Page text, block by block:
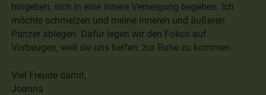
hingeben, sich in eine innere Verneigung begeben. Ich
möchte schmelzen und meine inneren und äußeren
Panzer ablegen. Dafür legen wir den Fokus auf
Vorbeugen, weil sie uns helfen, zur Ruhe zu kommen.
Viel Freude damit,
Joanna